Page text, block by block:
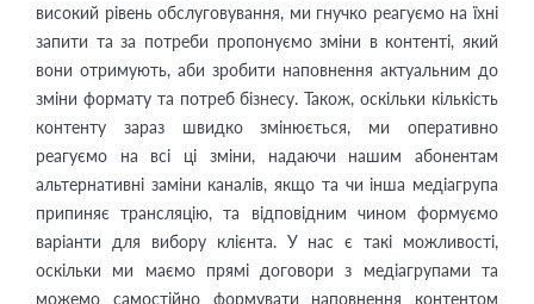
високий рівень обслуговування, ми гнучко реагуємо на їхні
запити та за потреби пропонуємо зміни в контенті, який
вони отримують, аби зробити наповнення актуальним до
зміни формату та потреб бізнесу. Також, оскільки кількість
контенту зараз швидко змінюється, ми оперативно
реагуємо на всі ці зміни, надаючи нашим абонентам
альтернативні заміни каналів, якщо та чи інша медіагрупа
припиняє трансляцію, та відповідним чином формуємо
варіанти для вибору клієнта. У нас є такі можливості,
оскільки ми маємо прямі договори з медіагрупами та
можемо самостійно формувати наповнення контентом